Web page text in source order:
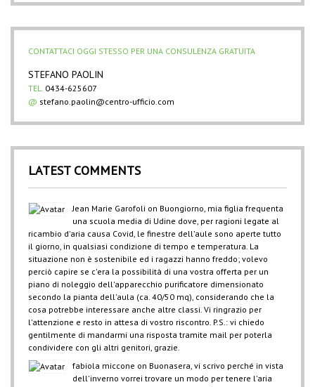
CONTATTACI OGGI STESSO PER UNA CONSULENZA GRATUITA
STEFANO PAOLIN
TEL. 0434-625607
@ stefano.paolin@centro-ufficio.com
LATEST COMMENTS
Jean Marie Garofoli on Buongiorno, mia figlia frequenta
una scuola media di Udine dove, per ragioni legate al
ricambio d'aria causa Covid, le finestre dell'aule sono aperte tutto
il giorno, in qualsiasi condizione di tempo e temperatura. La
situazione non è sostenibile ed i ragazzi hanno freddo; volevo
perciò capire se c'era la possibilità di una vostra offerta per un
piano di noleggio dell'apparecchio purificatore dimensionato
secondo la pianta dell'aula (ca. 40/50 mq), considerando che la
cosa potrebbe interessare anche altre classi. Vi ringrazio per
l'attenzione e resto in attesa di vostro riscontro. P.S.: vi chiedo
gentilmente di mandarmi una risposta tramite mail per poterla
condividere con gli altri genitori, grazie.
fabiola miccone on Buonasera, vi scrivo perché in vista
dell'inverno vorrei trovare un modo per tenere l'aria